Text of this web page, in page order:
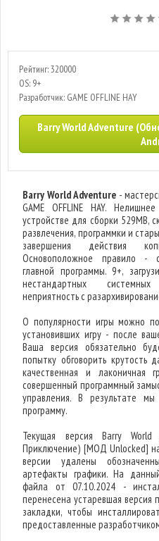
Рейтинг: 320000
OS: 9+
Разработчик: GAME OFFLINE HAY
Barry World Adventure
Barry World Adventure-
GAME OFFLINE HAY.
устройстве для сборки 529MB,
развлечения, программки и
завершения действия
Основоположное правило -
главной программы. 9+,
нестандартных
неприятность с
О популярности игры можно
установивших игру - после
Ваша версия обязательно
попытку обговорить крутость
качественная и лаконичная
совершенный программный
управления. В результате
программу.
Текущая версия Barry
Приключение) [МОД Unlocked]
версии удалены
артефакты графики. На
файла от 07.10.2024 -
перенесена устаревшая версия
закладки, чтобы
предоставленные